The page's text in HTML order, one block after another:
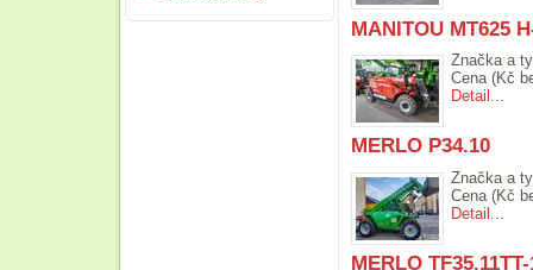
MANITOU MT625
Značka a
Cena (Kč
Detail...
MERLO P34.10
Značka a
Cena (Kč
Detail...
MERLO